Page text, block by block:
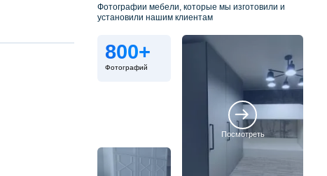
Фотографии мебели, которые мы изготовили и
установили нашим клиентам
800+
Фотографий
Посмотреть